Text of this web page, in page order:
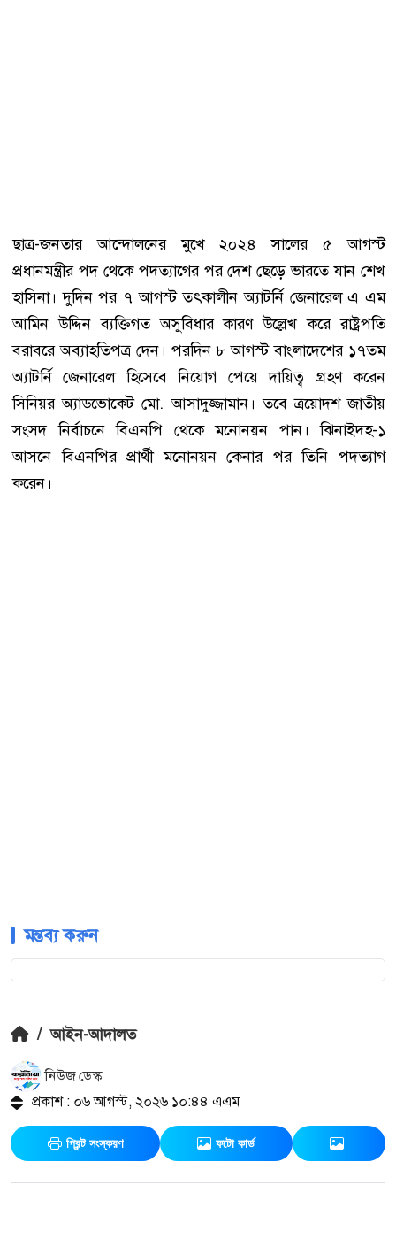
ছাত্র-জনতার আন্দোলনের মুখে ২০২৪ সালের ৫ আগস্ট
প্রধানমন্ত্রীর পদ থেকে পদত্যাগের পর দেশ ছেড়ে ভারতে যান শেখ
হাসিনা। দুদিন পর ৭ আগস্ট তৎকালীন অ্যাটর্নি জেনারেল এ এম
আমিন উদ্দিন ব্যক্তিগত অসুবিধার কারণ উল্লেখ করে রাষ্ট্রপতি
বরাবরে অব্যাহতিপত্র দেন। পরদিন ৮ আগস্ট বাংলাদেশের ১৭তম
অ্যাটর্নি জেনারেল হিসেবে নিয়োগ পেয়ে দায়িত্ব গ্রহণ করেন
সিনিয়র অ্যাডভোকেট মো. আসাদুজ্জামান। তবে ত্রয়োদশ জাতীয়
সংসদ নির্বাচনে বিএনপি থেকে মনোনয়ন পান। ঝিনাইদহ-১
আসনে বিএনপির প্রার্থী মনোনয়ন কেনার পর তিনি পদত্যাগ
করেন।
মন্তব্য করুন
/ আইন-আদালত
নিউজ ডেস্ক
প্রকাশ : ০৬ আগস্ট, ২০২৬ ১০:৪৪ এএম
প্রিন্ট সংস্করণ ফটো কার্ড